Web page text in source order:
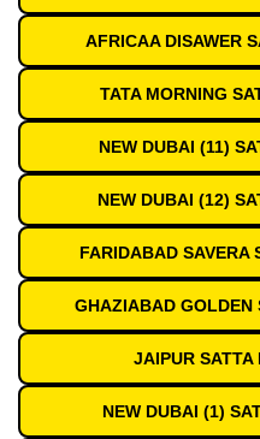
AFRICAA DISAWER
TATA MORNING
NEW DUBAI (11)
NEW DUBAI (12)
FARIDABAD SAVERA
GHAZIABAD GOLDEN
JAIPUR SATTA
NEW DUBAI (1)